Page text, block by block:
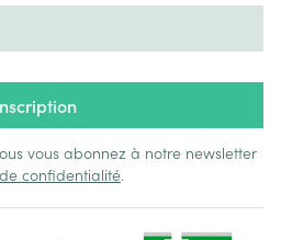
vous abonnez à notre newsletter
confidentialité.